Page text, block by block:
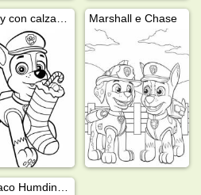
Marshall e Chase